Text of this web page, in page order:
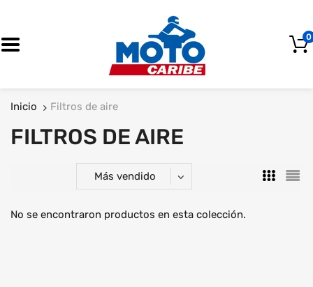
0
Inicio Filtros de aire
FILTROS DE AIRE
Más vendido
No se encontraron productos en esta colección.